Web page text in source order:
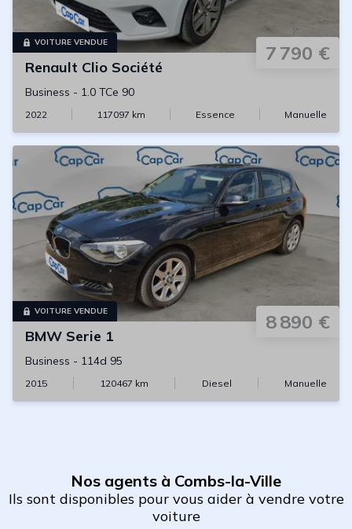
VOITURE VENDUE 7 790 €
Renault Clio Société
Business - 1.0 TCe 90
2022 117097 km Essence Manuelle
VOITURE VENDUE 8 890 €
BMW Serie 1
Business - 114d 95
2015 120467 km Diesel Manuelle
Nos agents à Combs-la-Ville
Ils sont disponibles pour vous aider à vendre votre
voiture